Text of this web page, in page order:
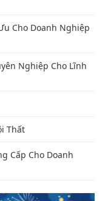
Cho Doanh Nghiệp
Nghiệp Cho Lĩnh
Thất
Cấp Cho Doanh